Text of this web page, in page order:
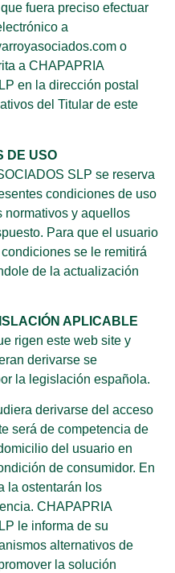
fuera preciso efectuar
a
o
a CHAPAPRIA
en la dirección postal
del Titular de este
DE USO
SLP se reserva
condiciones de uso
normativos y aquellos
Para que el usuario
se le remitirá
de la actualización
APLICABLE
rigen este web site y
derivarse se
la legislación española.
derivarse del acceso
será de competencia de
del usuario en
de consumidor. En
la ostentarán los
CHAPAPRIA
le informa de su
alternativos de
la solución